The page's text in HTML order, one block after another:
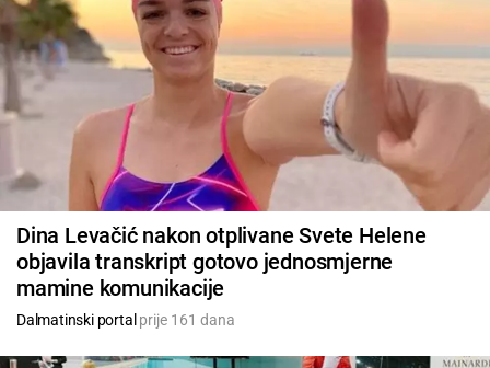
Dina Levačić nakon otplivane Svete Helene
objavila transkript gotovo jednosmjerne
mamine komunikacije
Dalmatinski portal prije 161 dana